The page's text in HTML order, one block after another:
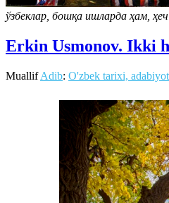
ўзбеклар, бошқа ишларда ҳам,
Erkin Usmonov. Ikki
MuallifAdib: O'zbek tarixi,